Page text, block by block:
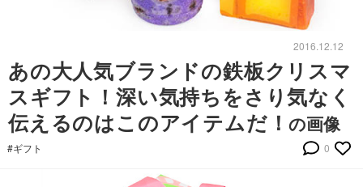
2016.12.12
あの大人気ブランドの鉄板クリスマ
スギフト！深い気持ちをさり気なく
伝えるのはこのアイテムだ！の画像
#ギフト 0